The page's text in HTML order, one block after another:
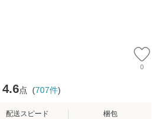
0
4.6点 (707件)
配送スピード 梱包